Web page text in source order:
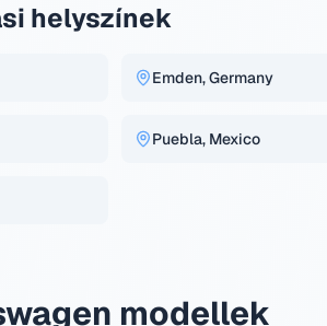
helyszínek
Emden, Germany
Puebla, Mexico
modellek